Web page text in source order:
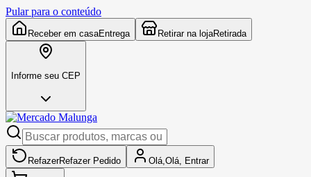
Pular para o conteúdo
Receber em casaEntrega Retirar na lojaRetirada
Informe seu CEP
RefazerRefazer Pedido Olá, Olá, Entrar